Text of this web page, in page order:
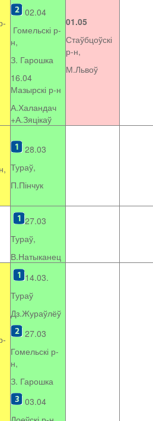
02.04
Гомельскі р-
н,
З. Гарошка
16.04
Мазырскі р-н
А.Халандач
+А.Зяцікаў
01.05
Стаўбцоўскі
р-н,
М.Львоў
28.03
Тураў,
П.Пінчук
27.03
Тураў,
В.Натыканец
14.03.
Тураў
Дз.Жураўлёў
27.03
Гомельскі р-
н,
З. Гарошка
03.04